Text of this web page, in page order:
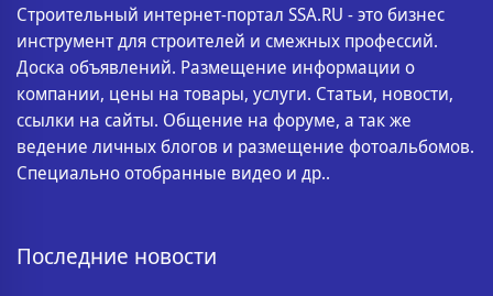
Строительный интернет-портал SSA.RU - это бизнес
инструмент для строителей и смежных профессий.
Доска объявлений. Размещение информации о
компании, цены на товары, услуги. Статьи, новости,
ссылки на сайты. Общение на форуме, а так же
ведение личных блогов и размещение фотоальбомов.
Специально отобранные видео и др..
Последние новости